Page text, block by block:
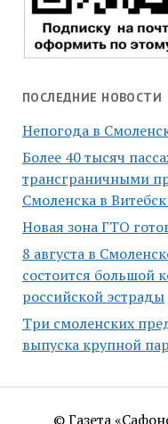
ПОСЛЕДНИЕ НОВОСТИ
Непогода в
Более 40 тысяч
трансграничными
Смоленска в
Новая зона ГТО
8 августа в
состоится большой
российской эстрады
Три смоленских
выпуска крупной
© Газета